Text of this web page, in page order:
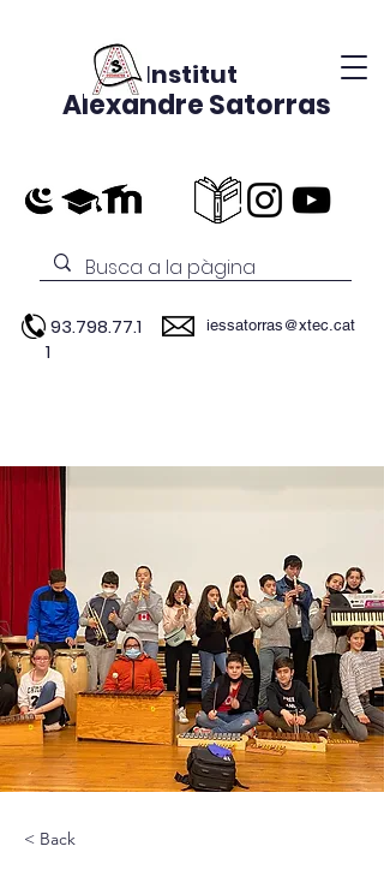
Institut
Alexandre Satorras
93.798.77.1
1
iessatorras@xtec.cat
< Back